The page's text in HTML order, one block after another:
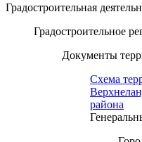
Градостроительная
Градостроительное
Документы
Схема
района